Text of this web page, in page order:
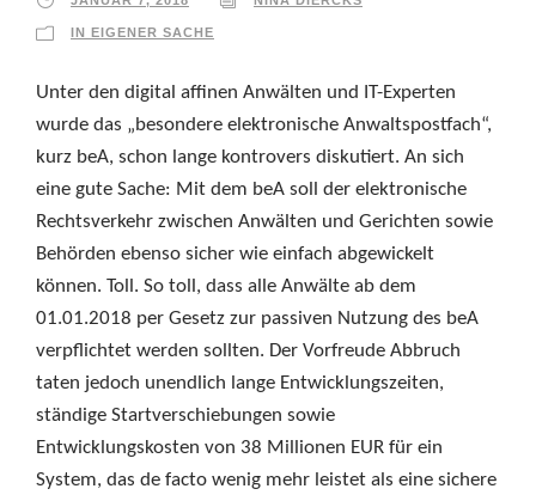
IN EIGENER SACHE
Unter den digital affinen Anwälten und IT-Experten
wurde das „besondere elektronische Anwaltspostfach“,
kurz beA, schon lange kontrovers diskutiert. An sich
eine gute Sache: Mit dem beA soll der elektronische
Rechtsverkehr zwischen Anwälten und Gerichten sowie
Behörden ebenso sicher wie einfach abgewickelt
können. Toll. So toll, dass alle Anwälte ab dem
01.01.2018 per Gesetz zur passiven Nutzung des beA
verpflichtet werden sollten. Der Vorfreude Abbruch
taten jedoch unendlich lange Entwicklungszeiten,
ständige Startverschiebungen sowie
Entwicklungskosten von 38 Millionen EUR für ein
System, das de facto wenig mehr leistet als eine sichere